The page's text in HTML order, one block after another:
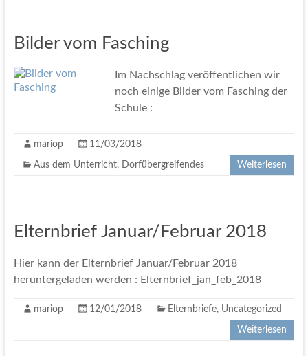
Bilder vom Fasching
Im Nachschlag veröffentlichen wir
noch einige Bilder vom Fasching der
Schule :
mariop 11/03/2018
Aus dem Unterricht, Dorfübergreifendes Weiterlesen
Elternbrief Januar/Februar 2018
Hier kann der Elternbrief Januar/Februar 2018
heruntergeladen werden : Elternbrief_jan_feb_2018
mariop 12/01/2018 Elternbriefe, Uncategorized
Weiterlesen